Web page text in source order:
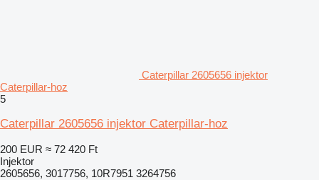
Caterpillar 2605656 injektor
Caterpillar-hoz
5
Caterpillar 2605656 injektor Caterpillar-hoz
200 EUR ≈ 72 420 Ft
Injektor
2605656, 3017756, 10R7951 3264756